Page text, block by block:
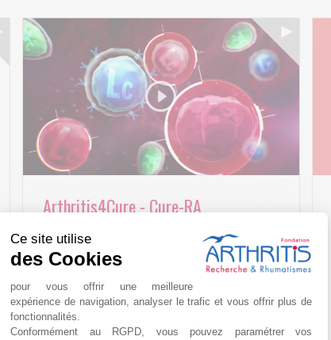
Ce site utilise
des Cookies
pour vous offrir une meilleure
expérience de navigation, analyser le trafic et vous offrir plus de
fonctionnalités.
Conformément au RGPD, vous pouvez paramétrer vos
Arthritis4Cure - Cure-RA
AVR 22 15:01